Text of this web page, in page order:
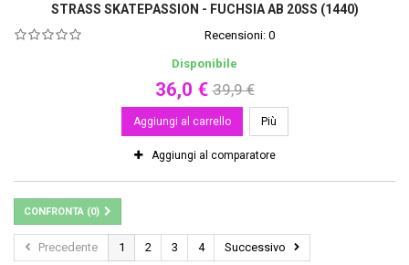
STRASS SKATEPASSION - FUCHSIA AB 20SS (1440)
Recensioni: 0
Disponibile
36,0 € 39,9 €
Aggiungi al carrello Più
Aggiungi al comparatore
CONFRONTA (0)
Precedente 1 2 3 4 Successivo